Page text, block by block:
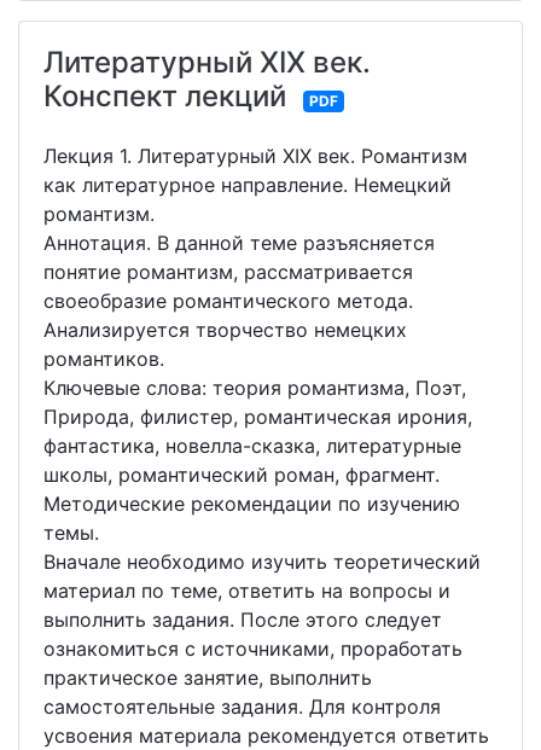
Литературный XIX век.
Конспект лекций
PDF
Лекция 1. Литературный XIX век. Романтизм
как литературное направление. Немецкий
романтизм.
Аннотация. В данной теме разъясняется
понятие романтизм, рассматривается
своеобразие романтического метода.
Анализируется творчество немецких
романтиков.
Ключевые слова: теория романтизма, Поэт,
Природа, филистер, романтическая ирония,
фантастика, новелла-сказка, литературные
школы, романтический роман, фрагмент.
Методические рекомендации по изучению
темы.
Вначале необходимо изучить теоретический
материал по теме, ответить на вопросы и
выполнить задания. После этого следует
ознакомиться с источниками, проработать
практическое занятие, выполнить
самостоятельные задания. Для контроля
усвоения материала рекомендуется ответить